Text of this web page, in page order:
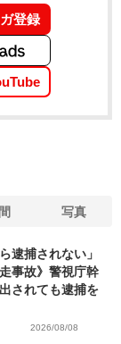
登録
写真
逮捕されない」
事故》警視庁幹
されても逮捕を
2026/08/08